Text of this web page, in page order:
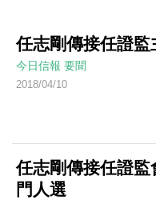
任志剛傳接任證監
今日信報 要聞
2018/04/10
任志剛傳接任證監
門人選